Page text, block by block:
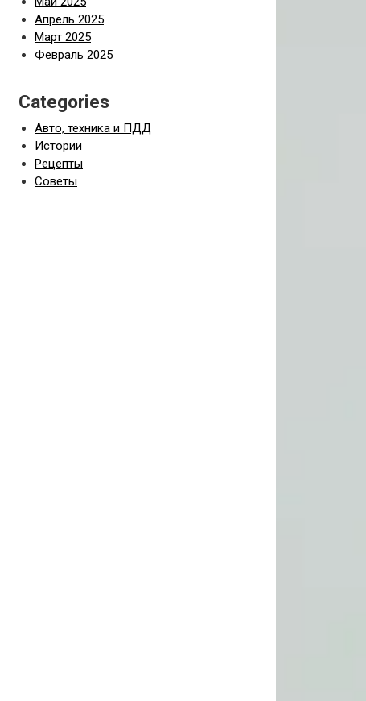
Апрель 2025
Март 2025
Февраль 2025
Categories
Авто, техника и ПДД
Истории
Рецепты
Советы